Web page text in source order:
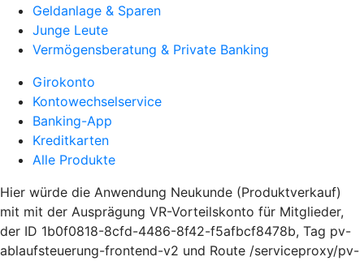
Geldanlage & Sparen
Junge Leute
Vermögensberatung & Private Banking
Girokonto
Kontowechselservice
Banking-App
Kreditkarten
Alle Produkte
Hier würde die Anwendung Neukunde (Produktverkauf)
mit mit der Ausprägung VR-Vorteilskonto für Mitglieder,
der ID 1b0f0818-8cfd-4486-8f42-f5afbcf8478b, Tag pv-
ablaufsteuerung-frontend-v2 und Route /serviceproxy/pv-